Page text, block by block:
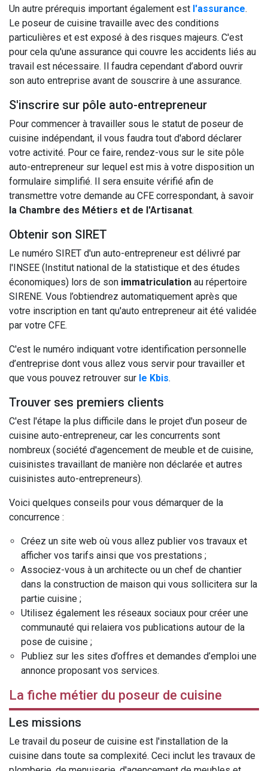
Un autre prérequis important également est l'assurance.
Le poseur de cuisine travaille avec des conditions
particulières et est exposé à des risques majeurs. C'est
pour cela qu'une assurance qui couvre les accidents liés au
travail est nécessaire. Il faudra cependant d’abord ouvrir
son auto entreprise avant de souscrire à une assurance.
S'inscrire sur pôle auto-entrepreneur
Pour commencer à travailler sous le statut de poseur de
cuisine indépendant, il vous faudra tout d'abord déclarer
votre activité. Pour ce faire, rendez-vous sur le site pôle
auto-entrepreneur sur lequel est mis à votre disposition un
formulaire simplifié. Il sera ensuite vérifié afin de
transmettre votre demande au CFE correspondant, à savoir
la Chambre des Métiers et de l'Artisanat.
Obtenir son SIRET
Le numéro SIRET d'un auto-entrepreneur est délivré par
l'INSEE (Institut national de la statistique et des études
économiques) lors de son immatriculation au répertoire
SIRENE. Vous l’obtiendrez automatiquement après que
votre inscription en tant qu'auto entrepreneur ait été validée
par votre CFE.
C'est le numéro indiquant votre identification personnelle
d’entreprise dont vous allez vous servir pour travailler et
que vous pouvez retrouver sur le Kbis.
Trouver ses premiers clients
C'est l'étape la plus difficile dans le projet d'un poseur de
cuisine auto-entrepreneur, car les concurrents sont
nombreux (société d'agencement de meuble et de cuisine,
cuisinistes travaillant de manière non déclarée et autres
cuisinistes auto-entrepreneurs).
Voici quelques conseils pour vous démarquer de la
concurrence :
Créez un site web où vous allez publier vos travaux et
afficher vos tarifs ainsi que vos prestations ;
Associez-vous à un architecte ou un chef de chantier
dans la construction de maison qui vous sollicitera sur la
partie cuisine ;
Utilisez également les réseaux sociaux pour créer une
communauté qui relaiera vos publications autour de la
pose de cuisine ;
Publiez sur les sites d’offres et demandes d’emploi une
annonce proposant vos services.
La fiche métier du poseur de cuisine
Les missions
Le travail du poseur de cuisine est l'installation de la
cuisine dans toute sa complexité. Ceci inclut les travaux de